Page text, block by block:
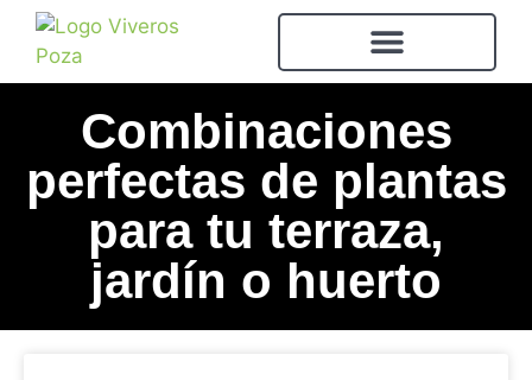
Combinaciones
perfectas de plantas
para tu terraza,
jardín o huerto